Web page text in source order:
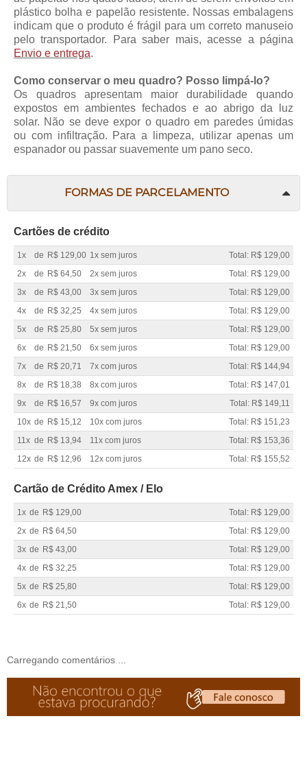
plástico bolha e papelão resistente. Nossas embalagens
indicam que o produto é frágil para um correto manuseio
pelo transportador. Para saber mais, acesse a página
Envio e entrega.
Como conservar o meu quadro? Posso limpá-lo?
Os quadros apresentam maior durabilidade quando
expostos em ambientes fechados e ao abrigo da luz
solar. Não se deve expor o quadro em paredes úmidas
ou com infiltração. Para a limpeza, utilizar apenas um
espanador ou passar suavemente um pano seco.
FORMAS DE PARCELAMENTO
Cartões de crédito
1x de R$ 129,00 1x sem juros
Total: R$ 129,00
2x
de R$ 64,50 2x sem juros
Total: R$ 129,00
3x
de R$ 43,00 3x sem juros
Total: R$ 129,00
4x
de R$ 32,25 4x sem juros
Total: R$ 129,00
5x
de R$ 25,80 5x sem juros
Total: R$ 129,00
6x
de R$ 21,50 6x sem juros
Total: R$ 129,00
7x
de R$ 20,71 7x com juros
Total: R$ 144,94
8x
de R$ 18,38 8x com juros
Total: R$ 147,01
9x
de R$ 16,57 9x com juros
Total: R$ 149,11
10x de R$ 15,12 10x com juros
Total: R$ 151,23
11x de R$ 13,94 11x com juros
Total: R$ 153,36
12x de R$ 12,96 12x com juros Total: R$ 155,52
Cartão de Crédito Amex / Elo
1x de R$ 129,00
Total: R$ 129,00
2x de R$ 64,50
Total: R$ 129,00
3x de R$ 43,00
Total: R$ 129,00
4x de R$ 32,25
Total: R$ 129,00
5x de R$ 25,80
Total: R$ 129,00
6x de R$ 21,50 Total: R$ 129,00
Carregando comentários ...